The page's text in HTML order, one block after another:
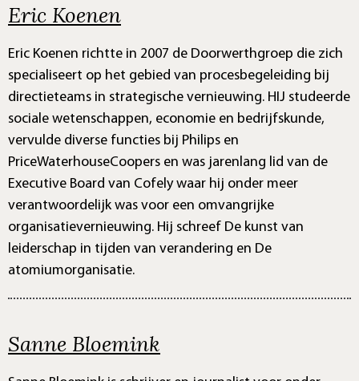
Eric Koenen
Eric Koenen richtte in 2007 de Doorwerthgroep die zich
specialiseert op het gebied van procesbegeleiding bij
directieteams in strategische vernieuwing. HIJ studeerde
sociale wetenschappen, economie en bedrijfskunde,
vervulde diverse functies bij Philips en
PriceWaterhouseCoopers en was jarenlang lid van de
Executive Board van Cofely waar hij onder meer
verantwoordelijk was voor een omvangrijke
organisatievernieuwing. Hij schreef De kunst van
leiderschap in tijden van verandering en De
atomiumorganisatie.
Sanne Bloemink